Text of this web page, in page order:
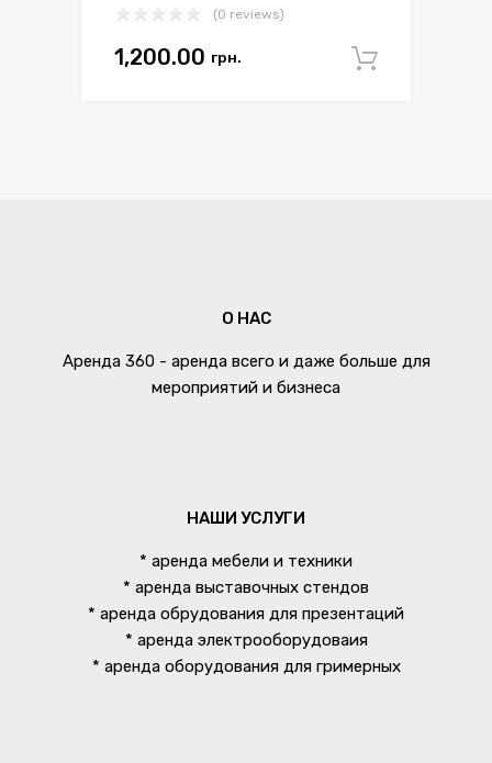
(0 reviews)
1,200.00 грн.
О НАС
Аренда 360 - аренда всего и даже больше для
мероприятий и бизнеса
НАШИ УСЛУГИ
* аренда мебели и техники
* аренда выставочных стендов
* аренда обрудования для презентаций
* аренда электрооборудоваия
* аренда оборудования для гримерных